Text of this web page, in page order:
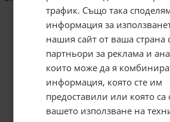
трафик. Също така
информация за
нашия сайт от ваша страна
партньори за реклама и
които може да я
информация, която сте им
предоставили или която са
вашето използване на
Абонирайте се за
грабнете-5%
АБОНИРАНЕ